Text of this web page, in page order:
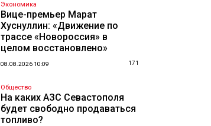
Экономика
Вице-премьер Марат
Хуснуллин: «Движение по
трассе «Новороссия» в
целом восстановлено»
08.08.2026 10:09 171
Общество
На каких АЗС Севастополя
будет свободно продаваться
топливо?